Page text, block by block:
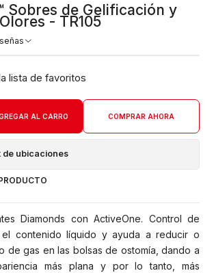
Sobres de Gelificación y
- TR105
lista de favoritos
AL CARRO COMPRAR AHORA
de ubicaciones
Diamonds con ActiveOne. Control de
el contenido líquido y ayuda a reducir o
de gas en las bolsas de ostomía, dando a
más plana y por lo tanto, más